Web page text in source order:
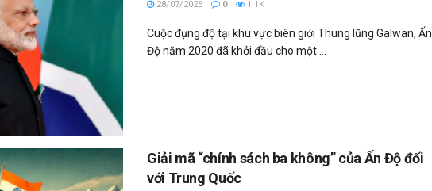
28/07/2025 0 1.1K
Cuộc đụng độ tại khu vực biên giới Thung lũng Galwan, Ấn
Độ năm 2020 đã khởi đầu cho một ...
Giải mã “chính sách ba không” của Ấn Độ đối
với Trung Quốc